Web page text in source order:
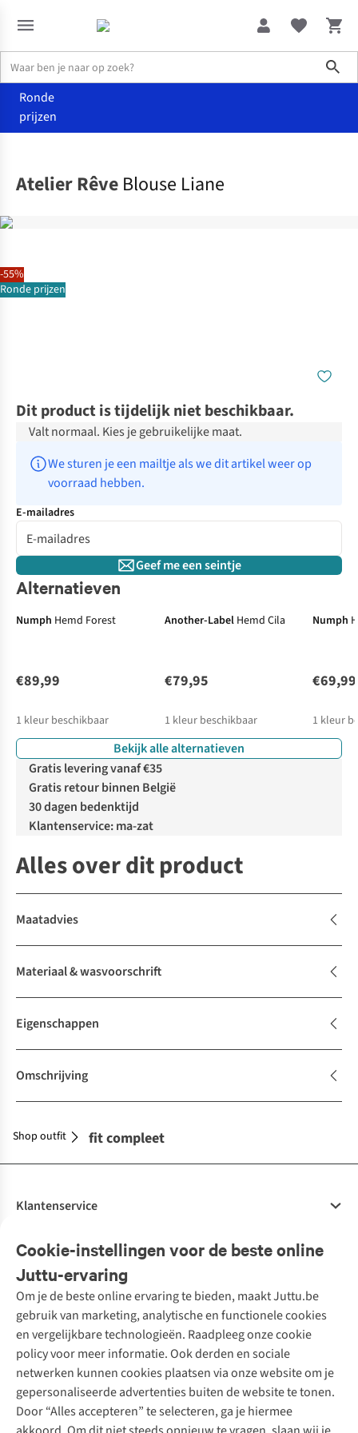
Ronde
prijzen
-55%
Ronde prijzen
Atelier Rêve Blouse Liane
Dit product is tijdelijk niet beschikbaar.
Valt normaal. Kies je gebruikelijke maat.
We sturen je een mailtje als we dit artikel weer op
voorraad hebben.
E-mailadres
Geef me een seintje
Alternatieven
Numph Hemd Forest
€89,99
1 kleur beschikbaar
Another-Label Hemd Cila
€79,95
1 kleur beschikbaar
Numph
€69,99
1 kleur
Bekijk alle alternatieven
Gratis levering vanaf €35
Gratis retour binnen België
30 dagen bedenktijd
Klantenservice: ma-zat
Alles over dit product
Maatadvies
Materiaal & wasvoorschrift
Eigenschappen
Omschrijving
Maak je outfit compleet
Shop outfit
Cookie-instellingen voor de beste online
Juttu-ervaring
Om je de beste online ervaring te bieden, maakt Juttu.be
gebruik van marketing, analytische en functionele cookies
en vergelijkbare technologieën. Raadpleeg onze cookie
policy voor meer informatie. Ook derden en sociale
netwerken kunnen cookies plaatsen via onze website om je
gepersonaliseerde advertenties buiten de website te tonen.
Door “Alles accepteren” te selecteren, ga je hiermee
Klantenservice
Bestellen
Betalen
10% studentenkorting
Klarna - achteraf betalen
Levering
Retourneren
Bestelling herroepen
Garantie
Contact
Onze diensten
Tweedehands - ReJUsed
Kledingatelier
Personal shopping
Textielbox
Events / workshops
Juttu
Over ons
Juttu Friends
Inspiratie
Werken bij Juttu
Onze winkels
Merken
Nathalie Vleeschouwer
Selected dames
HKLiving
Meld je aan voor de nieuwsbrief